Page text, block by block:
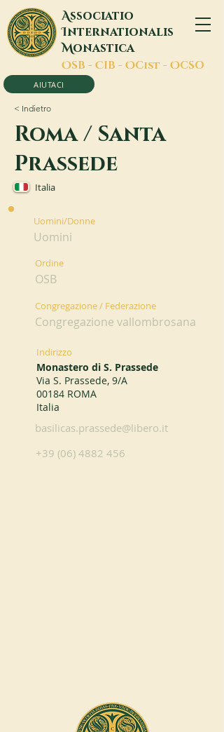
Associatio
Internationalis
Monastica
OSB - CIB - OCist - OCSO
AIUTACI
< Indietro
Roma / Santa
Prassede
Italia
Uomini/Donne
Uomini
Ordine
OSB
Congregazione / Federazione
Congregazione vallombrosana
Indirizzo
Monastero di S. Prassede
Via S. Prassede, 9/A
00184 ROMA
Italia
basilicas.prassede@libero.it
+39 (06) 4882 456